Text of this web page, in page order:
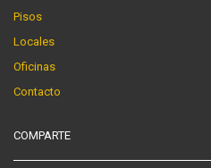
Pisos
Locales
Oficinas
Contacto
COMPARTE